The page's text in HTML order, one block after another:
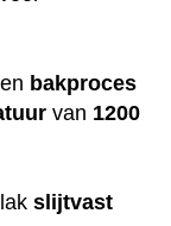
bakproces
van 1200
slijtvast